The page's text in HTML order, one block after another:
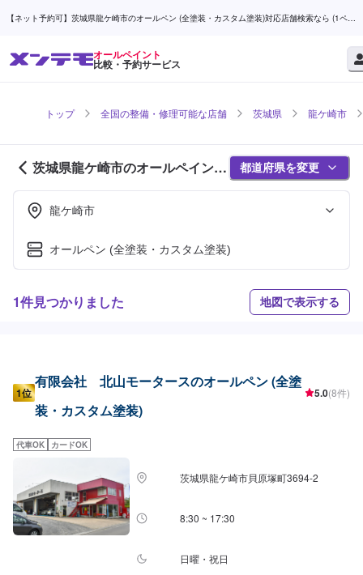
【ネット予約可】茨城県龍ケ崎市のオールペン (全塗装・カスタム塗装)対応店舗検索なら (1ペー
オールペイント
比較・予約サービス
トップ 全国の整備・修理可能な店舗 茨城県 龍ケ崎市
茨城県龍ケ崎市のオールペイント
対応店舗紹介 (1ページ目)
都道府県を変更
龍ケ崎市
オールペン (全塗装・カスタム塗装)
1件見つかりました 地図で表示する
1位
有限会社 北山モータースのオールペン (全塗
装・カスタム塗装)
5.0(8件)
代車OK カードOK
茨城県龍ケ崎市貝原塚町3694-2
8:30 ~ 17:30
日曜・祝日